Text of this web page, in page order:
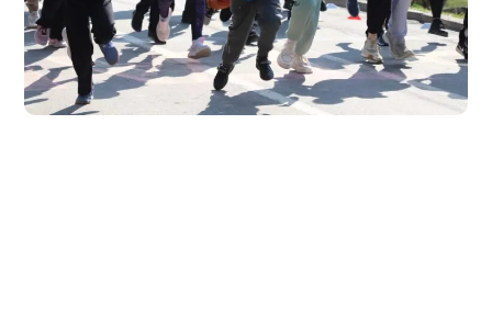
ALERG PENTRU MAMA
#Sociale